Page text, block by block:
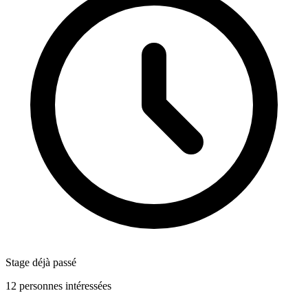
Stage déjà passé
12 personnes intéressées